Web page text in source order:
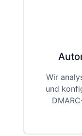
Wir
und